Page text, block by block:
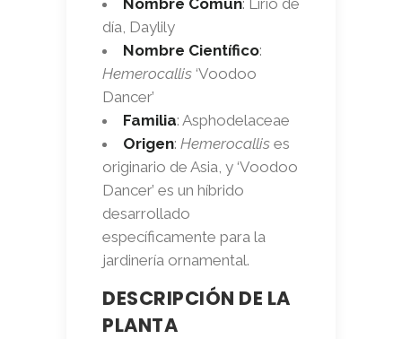
día, Daylily
Nombre Científico:
Hemerocallis ‘Voodoo
Dancer’
Familia: Asphodelaceae
Origen: Hemerocallis es
originario de Asia, y ‘Voodoo
Dancer’ es un híbrido
desarrollado
específicamente para la
jardinería ornamental.
DESCRIPCIÓN DE LA
PLANTA